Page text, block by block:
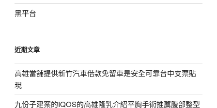
黑平台
近期文章
高雄當舖提供新竹汽車借款免留車是安全可靠台中支票貼
現
九份子建案的IQOS的高雄隆乳介紹平胸手術推薦腹部整型